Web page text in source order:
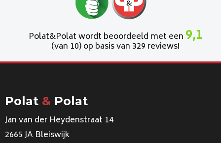
Polat&Polat wordt beoordeeld met een 9,1
(van 10) op basis van 329 reviews!
Polat & Polat
Jan van der Heydenstraat 14
2665 JA Bleiswijk